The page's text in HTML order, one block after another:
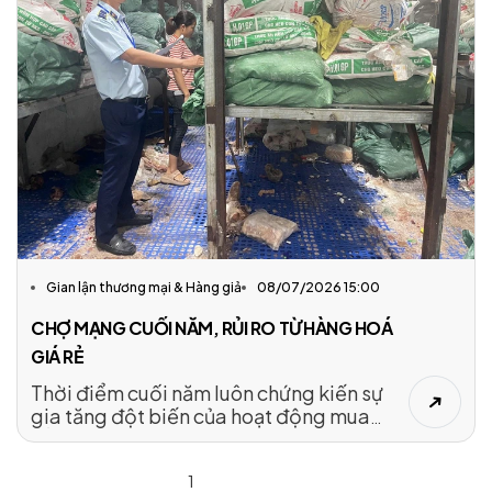
Gian lận thương mại & Hàng giả 08/07/2026 15:00
CHỢ MẠNG CUỐI NĂM, RỦI RO TỪ HÀNG HOÁ
GIÁ RẺ
Thời điểm cuối năm luôn chứng kiến sự
gia tăng đột biến của hoạt động mua
sắm trực tuyến, kéo theo làn sóng hàng
sau sức hấp dẫn về giá là những rủi ro
1